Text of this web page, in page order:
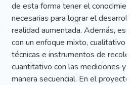
de esta forma tener el
necesarias para lograr el
realidad aumentada. Además,
con un enfoque mixto, cualitativo
técnicas e instrumentos de
cuantitativo con las mediciones y
manera secuencial. En el